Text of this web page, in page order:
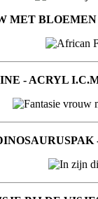
MET
- ACRYL